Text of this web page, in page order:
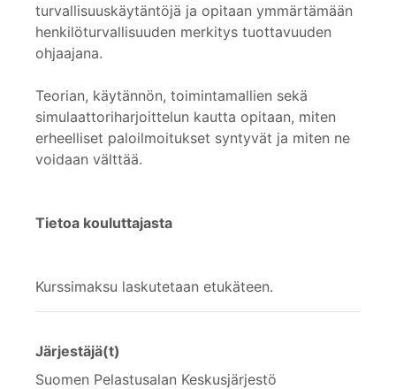
turvallisuuskäytäntöjä ja opitaan ymmärtämään
henkilöturvallisuuden merkitys tuottavuuden
ohjaajana.
Teorian, käytännön, toimintamallien sekä
simulaattoriharjoittelun kautta opitaan, miten
erheelliset paloilmoitukset syntyvät ja miten ne
voidaan välttää.
Tietoa kouluttajasta
Kurssimaksu laskutetaan etukäteen.
Järjestäjä(t)
Suomen Pelastusalan Keskusjärjestö